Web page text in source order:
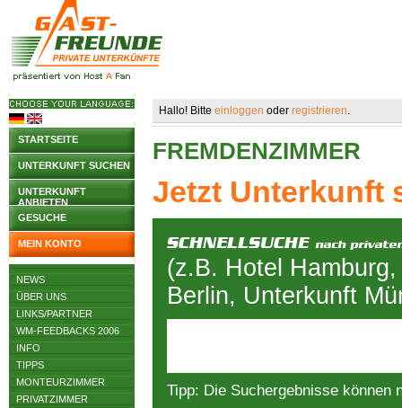
STARTSEITE
UNTERKUNFT SUCHEN
UNTERKUNFT
ANBIETEN
GESUCHE
MEIN KONTO
NEWS
ÜBER UNS
LINKS/PARTNER
WM-FEEDBACKS 2006
INFO
TIPPS
MONTEURZIMMER
PRIVATZIMMER
Hallo! Bitte einloggen oder registrieren.
FREMDENZIMMER
Jetzt Unterkunft
(z.B. Hotel
Berlin, Unterkunft
Tipp: Die Suchergebnisse können